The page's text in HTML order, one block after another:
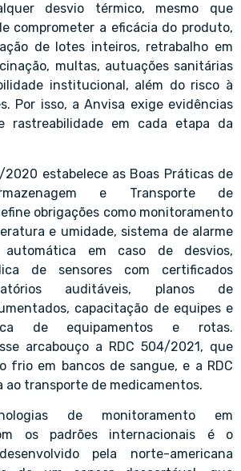
desvio térmico, mesmo que
comprometer a eficácia do produto,
de lotes inteiros, retrabalho em
multas, autuações sanitárias
institucional, além do risco à
Por isso, a Anvisa exige evidências
rastreabilidade em cada etapa da
2020 estabelece as Boas Práticas de
e Transporte de
obrigações como monitoramento
e umidade, sistema de alarme
automática em caso de desvios,
de sensores com certificados
auditáveis, planos de
capacitação de equipes e
de equipamentos e rotas.
arcabouço a RDC 504/2021, que
frio em bancos de sangue, e a RDC
transporte de medicamentos.
de monitoramento em
os padrões internacionais é o
pela norte-americana